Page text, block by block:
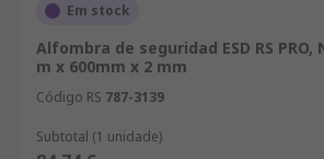
Em stock
Alfombra de seguridad ESD RS PRO,
m x 600mm x 2 mm
Código RS 787-3139
Subtotal (1 unidade)